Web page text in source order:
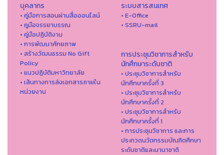
บุคลากร
• คู่มือการสอนผ่านสื่อออนไลน์
• คูมือจรรยาบรรณ
• คู่มือปฏิบัติงาน
• การพัฒนาศักยภาพ
• สร้างวัฒนธรรม No Gift
Policy
• แนวปฏิบัติมหาวิทยาลัย
• เส้นทางการส่งเอกสารภายใน
หน่วยงาน
ระบบสารสนเทศ
• E-Office
• SSRU-mail
การประชุมวิชาการสำหรับ
นักศึกษาระดับชาติ
• ประชุมวิชาการสำหรับ
นักศึกษาครั้งที่ 3
• ประชุมวิชาการสำหรับ
นักศึกษาครั้งที่ 2
• ประชุมวิชาการสำหรับ
นักศึกษาครั้งที่ 1
• การประชุมวิชาการ และการ
ประกวดนวัตกรรมบัณฑิตศึกษา
ระดับชาติและนานาชาติ